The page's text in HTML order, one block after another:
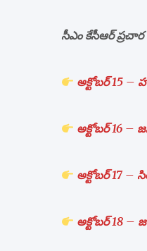
సీఎం కేసీఆర్
అక్టోబర్ 15 –
అక్టోబర్ 16 –
అక్టోబర్ 17 –
అక్టోబర్ 18 –